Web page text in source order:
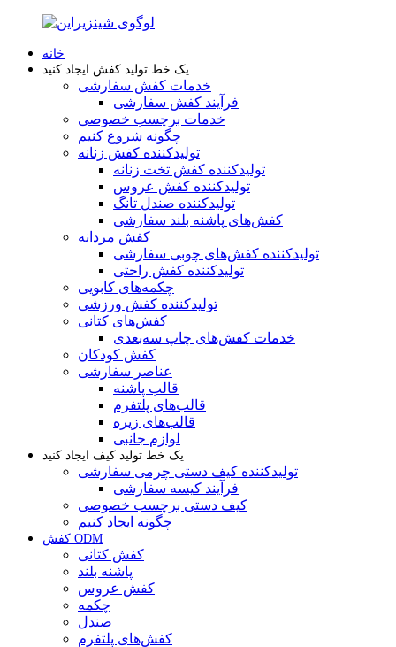
خانه
یک خط تولید کفش ایجاد کنید
خدمات کفش سفارشی
فرآیند کفش سفارشی
خدمات برچسب خصوصی
چگونه شروع کنیم
تولیدکننده کفش زنانه
تولیدکننده کفش تخت زنانه
تولیدکننده کفش عروس
تولیدکننده صندل تانگ
کفش‌های پاشنه بلند سفارشی
کفش مردانه
تولیدکننده کفش‌های چوبی سفارشی
تولیدکننده کفش راحتی
چکمه‌های کابویی
تولیدکننده کفش ورزشی
کفش‌های کتانی
خدمات کفش‌های چاپ سه‌بعدی
کفش کودکان
عناصر سفارشی
قالب پاشنه
قالب‌های پلتفرم
قالب‌های زیره
لوازم جانبی
یک خط تولید کیف ایجاد کنید
تولیدکننده کیف دستی چرمی سفارشی
فرآیند کیسه سفارشی
کیف دستی برچسب خصوصی
چگونه ایجاد کنیم
کفش ODM
کفش کتانی
پاشنه بلند
کفش عروس
چکمه
صندل
کفش‌های پلتفرم